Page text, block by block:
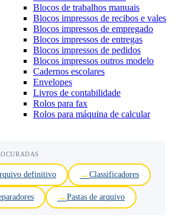
Blocos de trabalhos manuais
Blocos impressos de recibos e vales
Blocos impressos de empregado
Blocos impressos de entregas
Blocos impressos de pedidos
Blocos impressos outros modelo
Cadernos escolares
Envelopes
Livros de contabilidade
Rolos para fax
Rolos para máquina de calcular
definitivo Classificadores
Pastas de arquivo